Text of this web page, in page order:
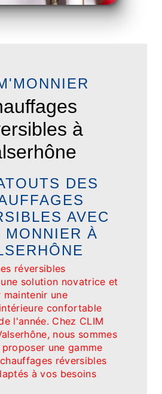
à
DES
AVEC
MONNIER À
réversibles
solution novatrice et
une
confortable
l'année. Chez CLIM
nous sommes
une gamme
réversibles
à vos besoins